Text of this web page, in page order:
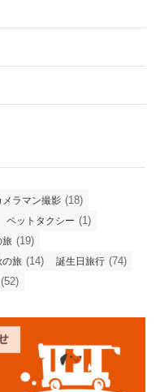
メラマン撮影 (18)
ペットタクシー (1)
旅 (19)
の旅 (14) 誕生日旅行 (74)
(52)